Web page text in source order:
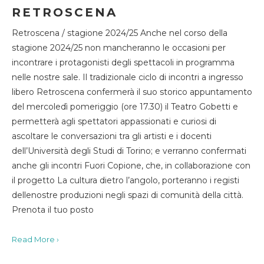
RETROSCENA
Retroscena / stagione 2024/25 Anche nel corso della
stagione 2024/25 non mancheranno le occasioni per
incontrare i protagonisti degli spettacoli in programma
nelle nostre sale. Il tradizionale ciclo di incontri a ingresso
libero Retroscena confermerà il suo storico appuntamento
del mercoledì pomeriggio (ore 17.30) il Teatro Gobetti e
permetterà agli spettatori appassionati e curiosi di
ascoltare le conversazioni tra gli artisti e i docenti
dell’Università degli Studi di Torino; e verranno confermati
anche gli incontri Fuori Copione, che, in collaborazione con
il progetto La cultura dietro l’angolo, porteranno i registi
dellenostre produzioni negli spazi di comunità della città.
Prenota il tuo posto
Read More ›